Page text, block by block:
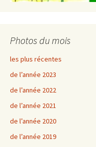
Photos du mois
les plus récentes
de l’année 2023
de l’année 2022
de l’année 2021
de l’année 2020
de l’année 2019